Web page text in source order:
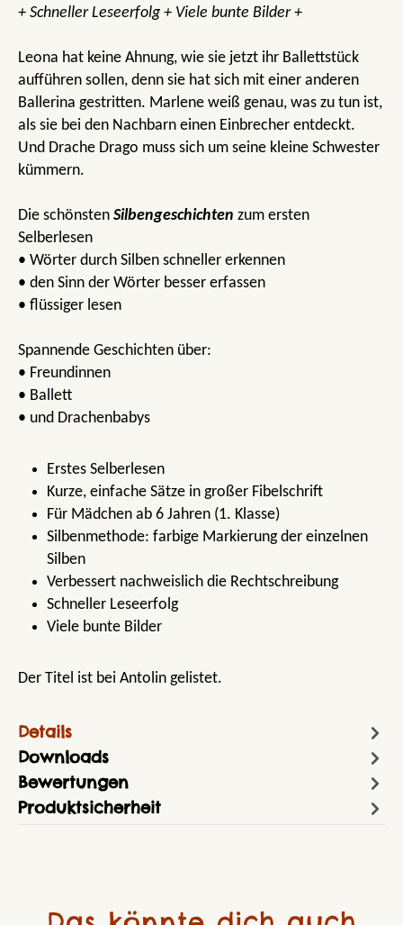
+ Schneller Leseerfolg + Viele bunte Bilder +
Leona hat keine Ahnung, wie sie jetzt ihr Ballettstück
aufführen sollen, denn sie hat sich mit einer anderen
Ballerina gestritten. Marlene weiß genau, was zu tun ist,
als sie bei den Nachbarn einen Einbrecher entdeckt.
Und Drache Drago muss sich um seine kleine Schwester
kümmern.
Die schönsten Silbengeschichten zum ersten
Selberlesen
• Wörter durch Silben schneller erkennen
• den Sinn der Wörter besser erfassen
• flüssiger lesen
Spannende Geschichten über:
• Freundinnen
• Ballett
• und Drachenbabys
Erstes Selberlesen
Kurze, einfache Sätze in großer Fibelschrift
Für Mädchen ab 6 Jahren (1. Klasse)
Silbenmethode: farbige Markierung der einzelnen
Silben
Verbessert nachweislich die Rechtschreibung
Schneller Leseerfolg
Viele bunte Bilder
Der Titel ist bei Antolin gelistet.
Details
Downloads
Bewertungen
Produktsicherheit